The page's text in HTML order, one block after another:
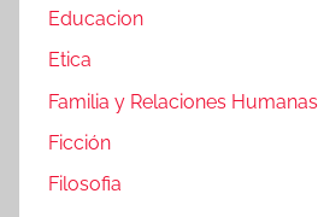
Educacion
Etica
Familia y Relaciones Humanas
Ficción
Filosofia